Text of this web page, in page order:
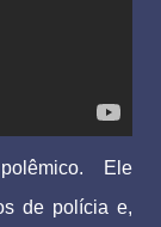
Ele
de polícia e,